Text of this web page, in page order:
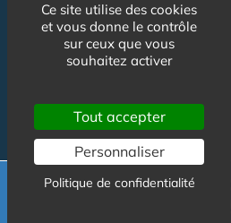
Contact
Publicité
Demande de devis
gratuit et sans
Ce site utilise des cookies
et vous donne le contrôle
sur ceux que vous
souhaitez activer
Tout accepter
Personnaliser
Politique de confidentialité